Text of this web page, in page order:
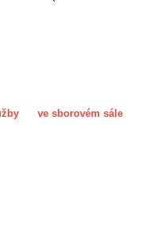
ve sborovém sále